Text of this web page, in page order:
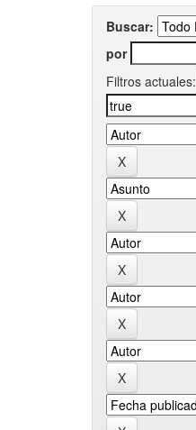
Buscar:
por
Filtros actuales: